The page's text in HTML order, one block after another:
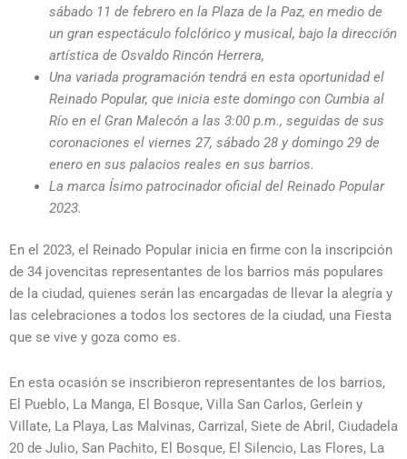
sábado 11 de febrero en la Plaza de la Paz, en medio de
un gran espectáculo folclórico y musical, bajo la dirección
artística de Osvaldo Rincón Herrera,
Una variada programación tendrá en esta oportunidad el
Reinado Popular, que inicia este domingo con Cumbia al
Río en el Gran Malecón a las 3:00 p.m., seguidas de sus
coronaciones el viernes 27, sábado 28 y domingo 29 de
enero en sus palacios reales en sus barrios.
La marca Ísimo patrocinador oficial del Reinado Popular
2023.
En el 2023, el Reinado Popular inicia en firme con la inscripción
de 34 jovencitas representantes de los barrios más populares
de la ciudad, quienes serán las encargadas de llevar la alegría y
las celebraciones a todos los sectores de la ciudad, una Fiesta
que se vive y goza como es.
En esta ocasión se inscribieron representantes de los barrios,
El Pueblo, La Manga, El Bosque, Villa San Carlos, Gerlein y
Villate, La Playa, Las Malvinas, Carrizal, Siete de Abril, Ciudadela
20 de Julio, San Pachito, El Bosque, El Silencio, Las Flores, La